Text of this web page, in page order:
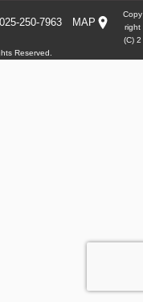
250-7963 MAP
Copy
right
(C) 2
Reserved.